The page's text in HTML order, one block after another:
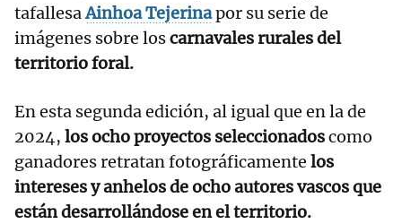
tafallesaAinhoa Tejerinapor su serie de
imágenes sobre loscarnavales rurales del
territorio foral.
En esta segunda edición, al igual que en la de
2024, los ocho proyectos seleccionadoscomo
ganadores retratan fotográficamente los
intereses y anhelos de ocho autores vascos que
están desarrollándose en el territorio.